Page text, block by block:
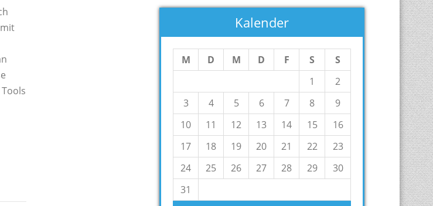
Kalender
M D M D F S
S
1
2
3
4 5 6 7 8
9
10
11 12 13 14 15
16
17
18 19 20 21 22
23
24
25 26 27 28 29
30
31